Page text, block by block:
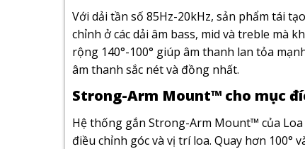
Với dải tần số 85Hz-20kHz, sản phẩm tái
chỉnh ở các dải âm bass, mid và treble mà
rộng 140°-100° giúp âm thanh lan tỏa
âm thanh sắc nét và đồng nhất.
Strong-Arm Mount™ cho mục
Hệ thống gắn Strong-Arm Mount™ của
điều chỉnh góc và vị trí loa. Quay hơn 100°